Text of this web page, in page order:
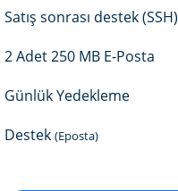
Satış sonrası destek (SSH)
2 Adet 250 MB E-Posta
Günlük Yedekleme
Destek (Eposta)